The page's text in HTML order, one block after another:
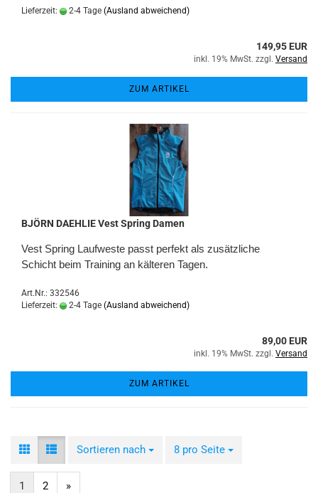
Lieferzeit: 2-4 Tage (Ausland abweichend)
149,95 EUR
inkl. 19% MwSt. zzgl. Versand
ZUM ARTIKEL
BJÖRN DAEHLIE Vest Spring Damen
Vest Spring Laufweste passt perfekt als zusätzliche
Schicht beim Training an kälteren Tagen.
Art.Nr.: 332546
Lieferzeit:
2-4 Tage (Ausland abweichend)
89,00 EUR
inkl. 19% MwSt. zzgl. Versand
ZUM ARTIKEL
Sortieren nach
Sortieren nach 8 pro Seite
pro Seite
1 2 »